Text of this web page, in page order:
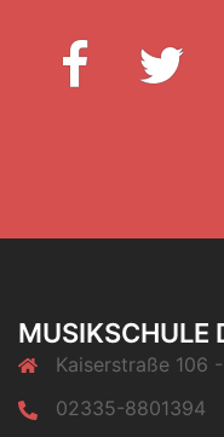
Facebook
MUSIKSCHULE
Kaiserstraße 106
02335-8801394